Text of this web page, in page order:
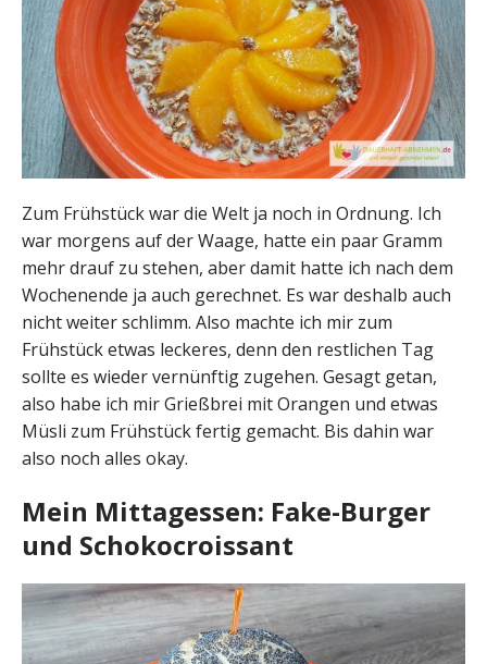
Zum Frühstück war die Welt ja noch in Ordnung. Ich
war morgens auf der Waage, hatte ein paar Gramm
mehr drauf zu stehen, aber damit hatte ich nach dem
Wochenende ja auch gerechnet. Es war deshalb auch
nicht weiter schlimm. Also machte ich mir zum
Frühstück etwas leckeres, denn den restlichen Tag
sollte es wieder vernünftig zugehen. Gesagt getan,
also habe ich mir Grießbrei mit Orangen und etwas
Müsli zum Frühstück fertig gemacht. Bis dahin war
also noch alles okay.
Mein Mittagessen: Fake-Burger
und Schokocroissant